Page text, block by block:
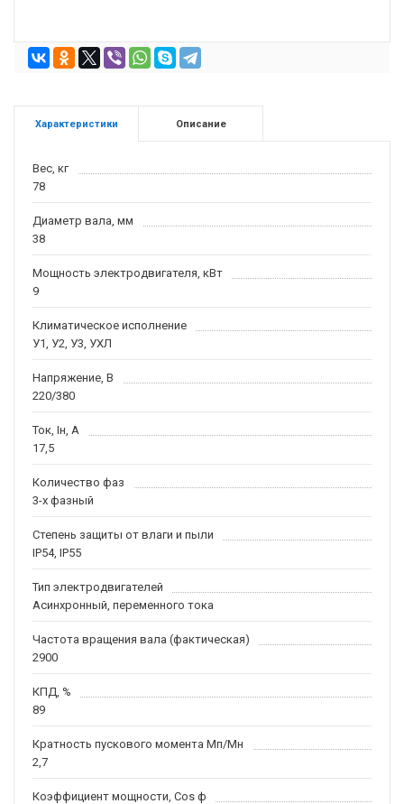
Характеристики Описание
Вес, кг
78
Диаметр вала, мм
38
Мощность электродвигателя, кВт
9
Климатическое исполнение
У1, У2, У3, УХЛ
Напряжение, В
220/380
Ток, Iн, А
17,5
Количество фаз
3-х фазный
Степень защиты от влаги и пыли
IP54, IP55
Тип электродвигателей
Асинхронный, переменного тока
Частота вращения вала (фактическая)
2900
КПД, %
89
Кратность пускового момента Мп/Мн
2,7
Коэффициент мощности, Соs ф